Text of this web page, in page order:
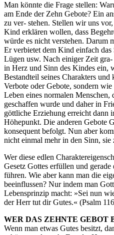
Man könnte die Frage stellen:
am Ende der Zehn Gebote? Ein
zu ver- stehen. Stellen wir uns
Kind erklären wollen, dass
würde es nicht verstehen. Darum
Er verbietet dem Kind einfach das
Lügen usw. Nach einiger Zeit
in Herz und Sinn des Kindes ein,
Bestandteil seines Charakters
Verbote oder Gebote, sondern
Leben eines normalen Menschen,
geschaffen wurde und daher in
göttliche Erziehung erreicht dann
Höhepunkt. Die anderen Gebote
konsequent befolgt. Nun aber
nicht einmal mehr in den Sinn, sie
Wer diese edlen
Gesetz Gottes erfüllen und
führen. Wie aber kann man die
beeinflussen? Nur indem man
Lebensprinzip macht: »Sei nun
der Herr tut dir Gutes.« (Psalm
WER DAS ZEHNTE GEBOT
Wenn man etwas Gutes besitzt,